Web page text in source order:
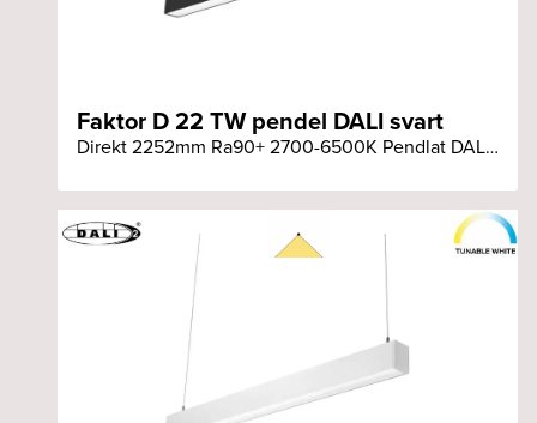
Faktor D 22 TW pendel DALI svart
Direkt 2252mm Ra90+ 2700-6500K Pendlat DALI svart armatur